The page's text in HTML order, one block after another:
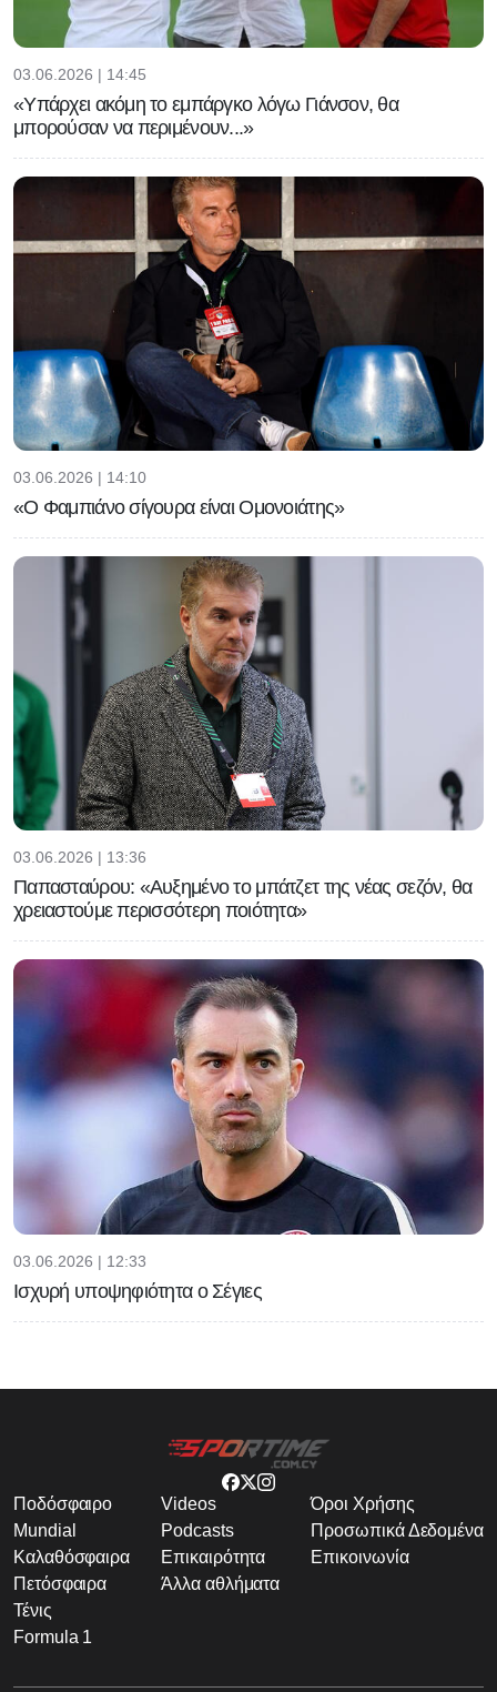
03.06.2026 | 14:45
«Υπάρχει ακόμη το εμπάργκο λόγω Γιάνσον, θα
μπορούσαν να περιμένουν...»
03.06.2026 | 14:10
«Ο Φαμπιάνο σίγουρα είναι Ομονοιάτης»
03.06.2026 | 13:36
Παπασταύρου: «Αυξημένο το μπάτζετ της νέας σεζόν, θα
χρειαστούμε περισσότερη ποιότητα»
03.06.2026 | 12:33
Ισχυρή υποψηφιότητα ο Σέγιες
Ποδόσφαιρο
Mundial
Καλαθόσφαιρα
Πετόσφαιρα
Τένις
Formula 1
Videos
Podcasts
Επικαιρότητα
Άλλα αθλήματα
Όροι Χρήσης
Προσωπικά Δεδομένα
Επικοινωνία